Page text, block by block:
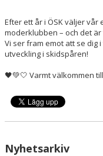
BLI MEDLEM
FUNKTIONÄRER
VASALOPPET
Efter ett år i ÖSK väljer
moderklubben – och det
Vi ser fram emot att se dig
utveckling i skidspåren!
🖤💚🤍 Varmt välkommen
Nyhetsarkiv